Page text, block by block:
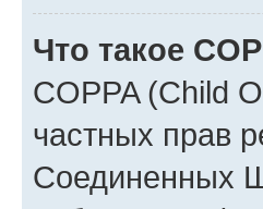
Что такое
COPPA (Child
частных прав
Соединенных